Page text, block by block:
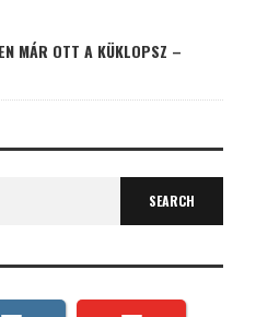
MÁR OTT A KÜKLOPSZ –